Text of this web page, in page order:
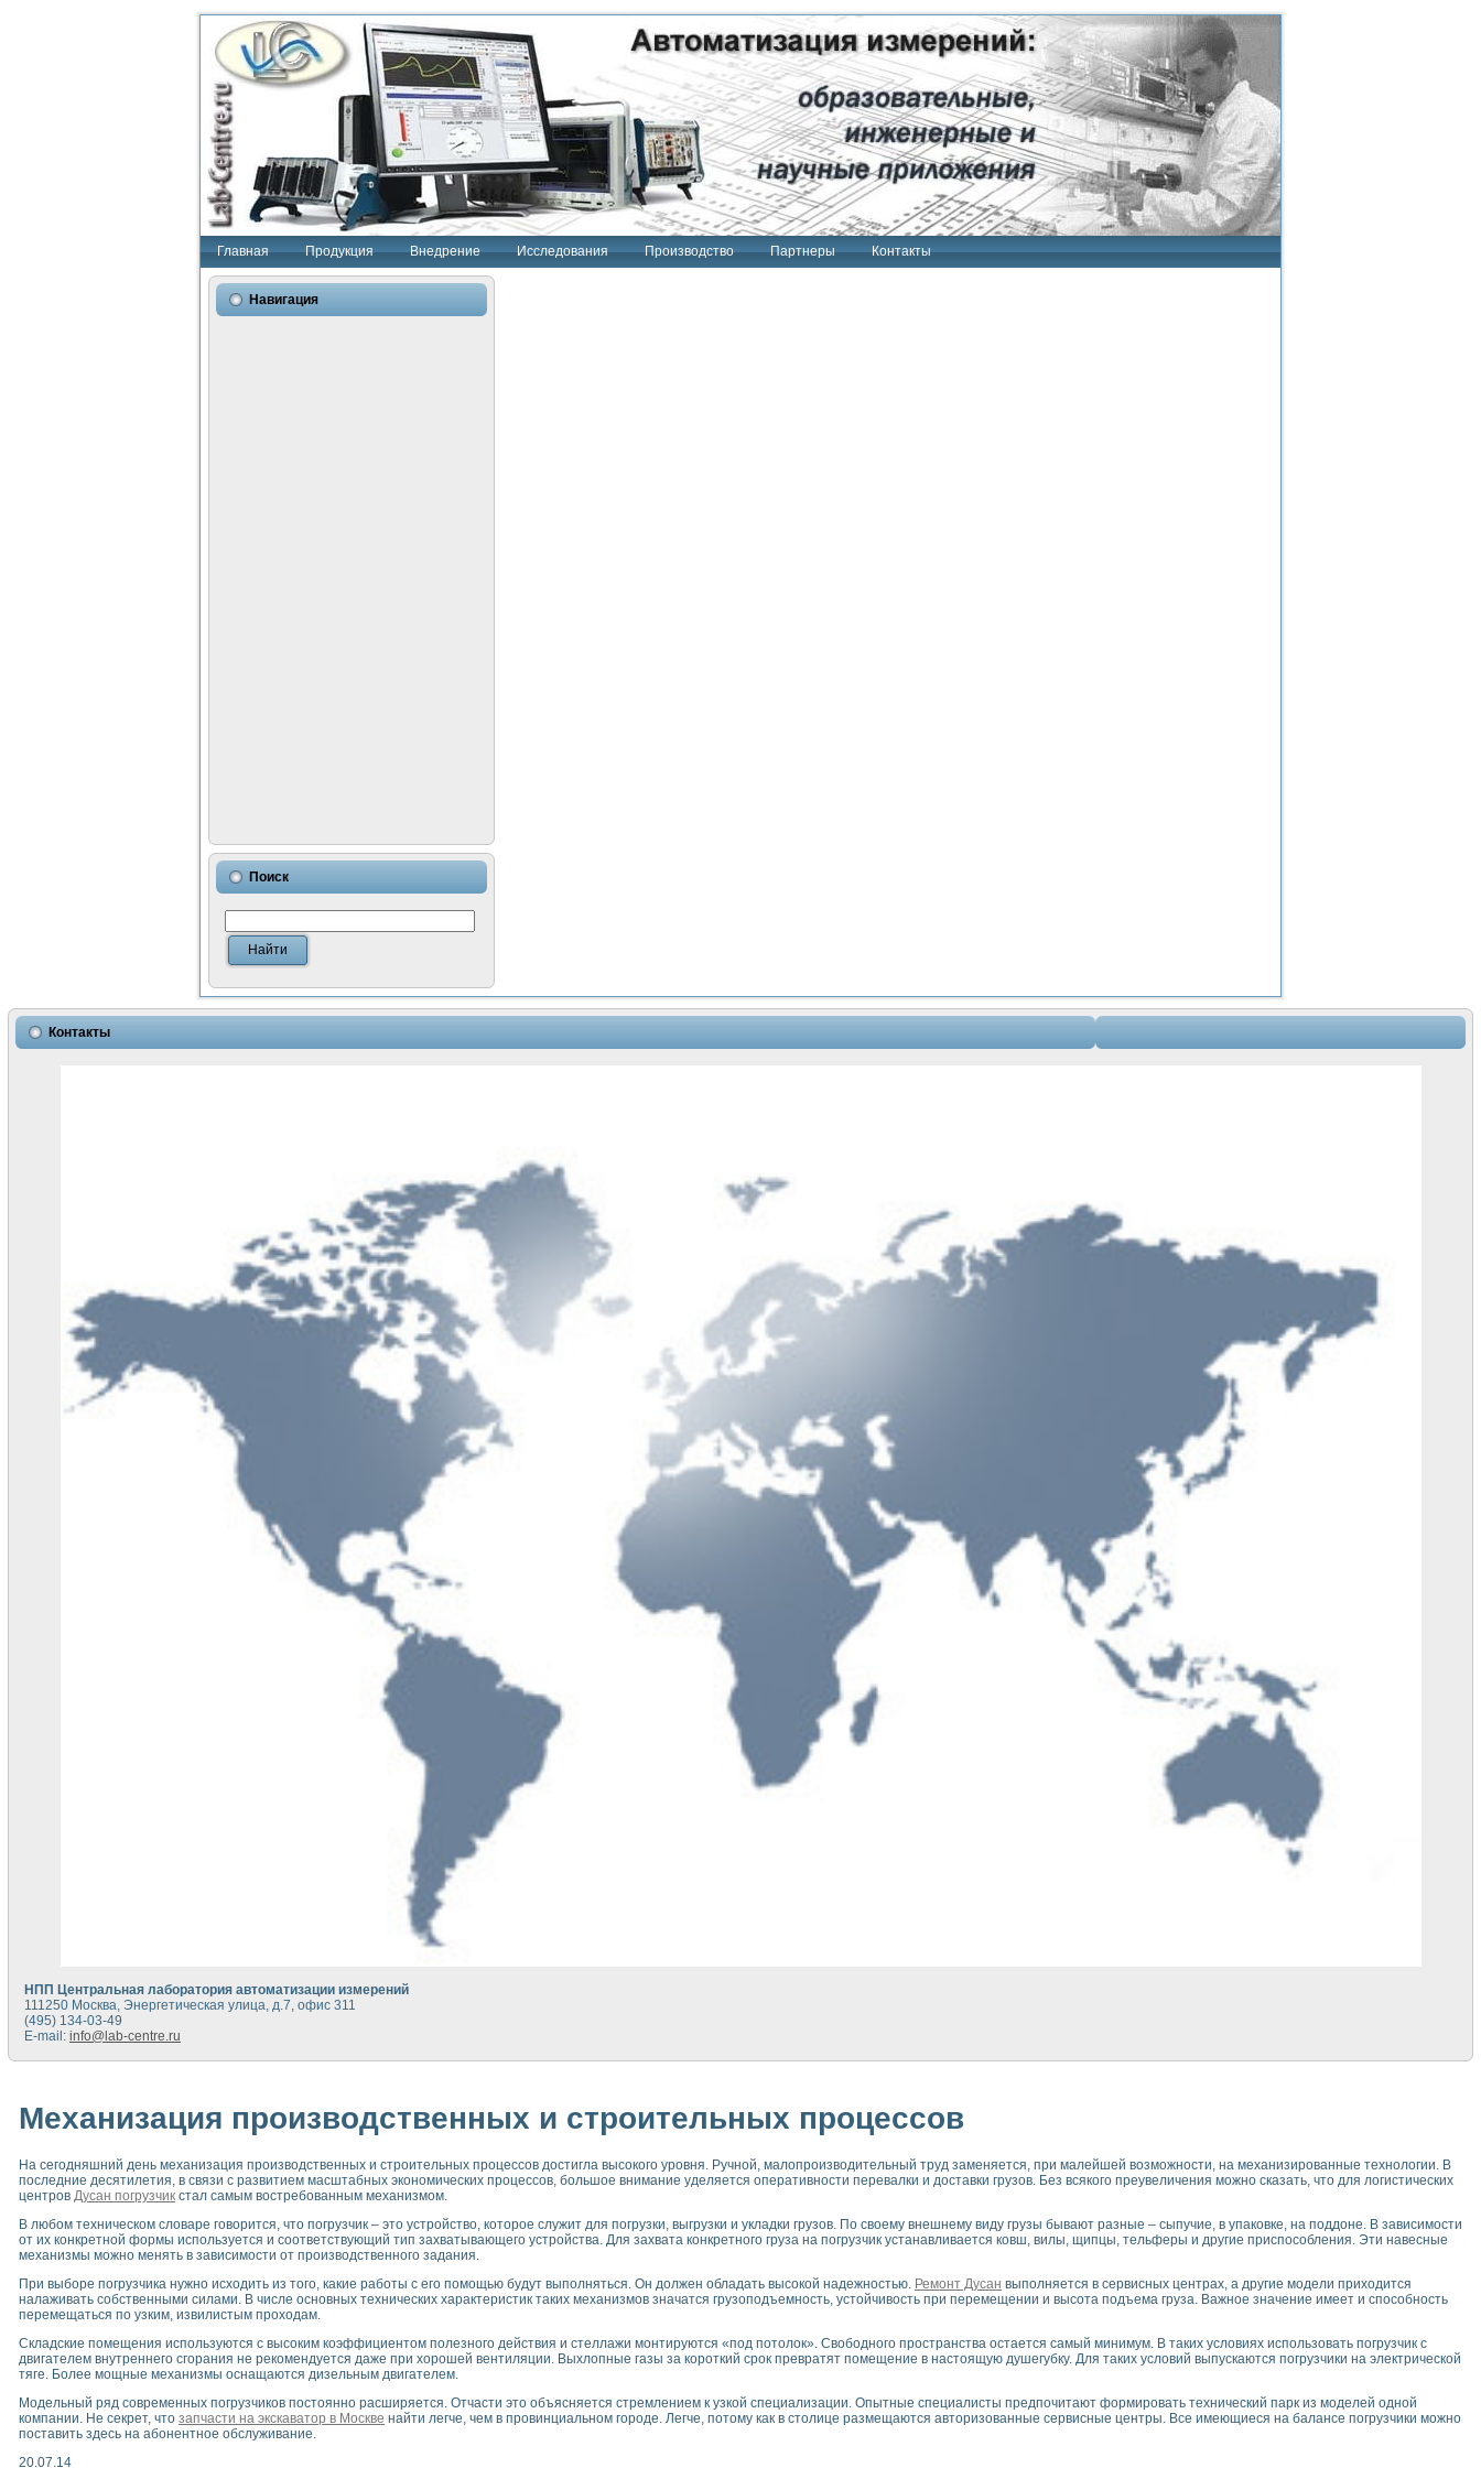
Главная Продукция Внедрение Исследования Производство Партнеры Контакты
Навигация
Поиск
Контакты
НПП Центральная лаборатория автоматизации измерений
111250 Москва, Энергетическая улица, д.7, офис 311
(495) 134-03-49
E-mail: info@lab-centre.ru
Механизация производственных и строительных процессов
На сегодняшний день механизация производственных и строительных процессов достигла высокого уровня. Ручной, малопроизводительный труд заменяется, при малейшей возможности, на механизированные технологии. В
последние десятилетия, в связи с развитием масштабных экономических процессов, большое внимание уделяется оперативности перевалки и доставки грузов. Без всякого преувеличения можно сказать, что для логистических
центров Дусан погрузчик стал самым востребованным механизмом.
В любом техническом словаре говорится, что погрузчик – это устройство, которое служит для погрузки, выгрузки и укладки грузов. По своему внешнему виду грузы бывают разные – сыпучие, в упаковке, на поддоне. В зависимости
от их конкретной формы используется и соответствующий тип захватывающего устройства. Для захвата конкретного груза на погрузчик устанавливается ковш, вилы, щипцы, тельферы и другие приспособления. Эти навесные
механизмы можно менять в зависимости от производственного задания.
При выборе погрузчика нужно исходить из того, какие работы с его помощью будут выполняться. Он должен обладать высокой надежностью. Ремонт Дусан выполняется в сервисных центрах, а другие модели приходится
налаживать собственными силами. В числе основных технических характеристик таких механизмов значатся грузоподъемность, устойчивость при перемещении и высота подъема груза. Важное значение имеет и способность
перемещаться по узким, извилистым проходам.
Складские помещения используются с высоким коэффициентом полезного действия и стеллажи монтируются «под потолок». Свободного пространства остается самый минимум. В таких условиях использовать погрузчик с
двигателем внутреннего сгорания не рекомендуется даже при хорошей вентиляции. Выхлопные газы за короткий срок превратят помещение в настоящую душегубку. Для таких условий выпускаются погрузчики на электрической
тяге. Более мощные механизмы оснащаются дизельным двигателем.
Модельный ряд современных погрузчиков постоянно расширяется. Отчасти это объясняется стремлением к узкой специализации. Опытные специалисты предпочитают формировать технический парк из моделей одной
компании. Не секрет, что запчасти на экскаватор в Москве найти легче, чем в провинциальном городе. Легче, потому как в столице размещаются авторизованные сервисные центры. Все имеющиеся на балансе погрузчики можно
поставить здесь на абонентное обслуживание.
20.07.14